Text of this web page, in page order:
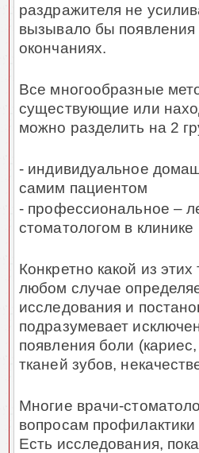
раздражителя не
вызывало бы
окончаниях.
Все многообразные
существующие или
можно разделить на 2
- индивидуальное
самим пациентом
- профессиональное –
стоматологом в клинике
Конкретно какой из
любом случае
исследования и
подразумевает
появления боли
тканей зубов,
Многие врачи-
вопросам
Есть исследования,